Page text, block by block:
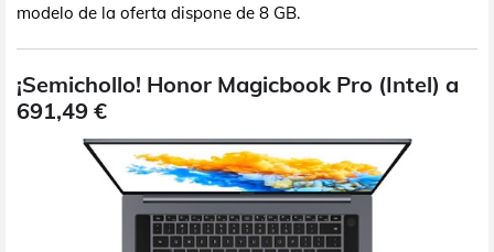
modelo de la oferta dispone de 8 GB.
¡Semichollo! Honor Magicbook Pro (Intel) a
691,49 €